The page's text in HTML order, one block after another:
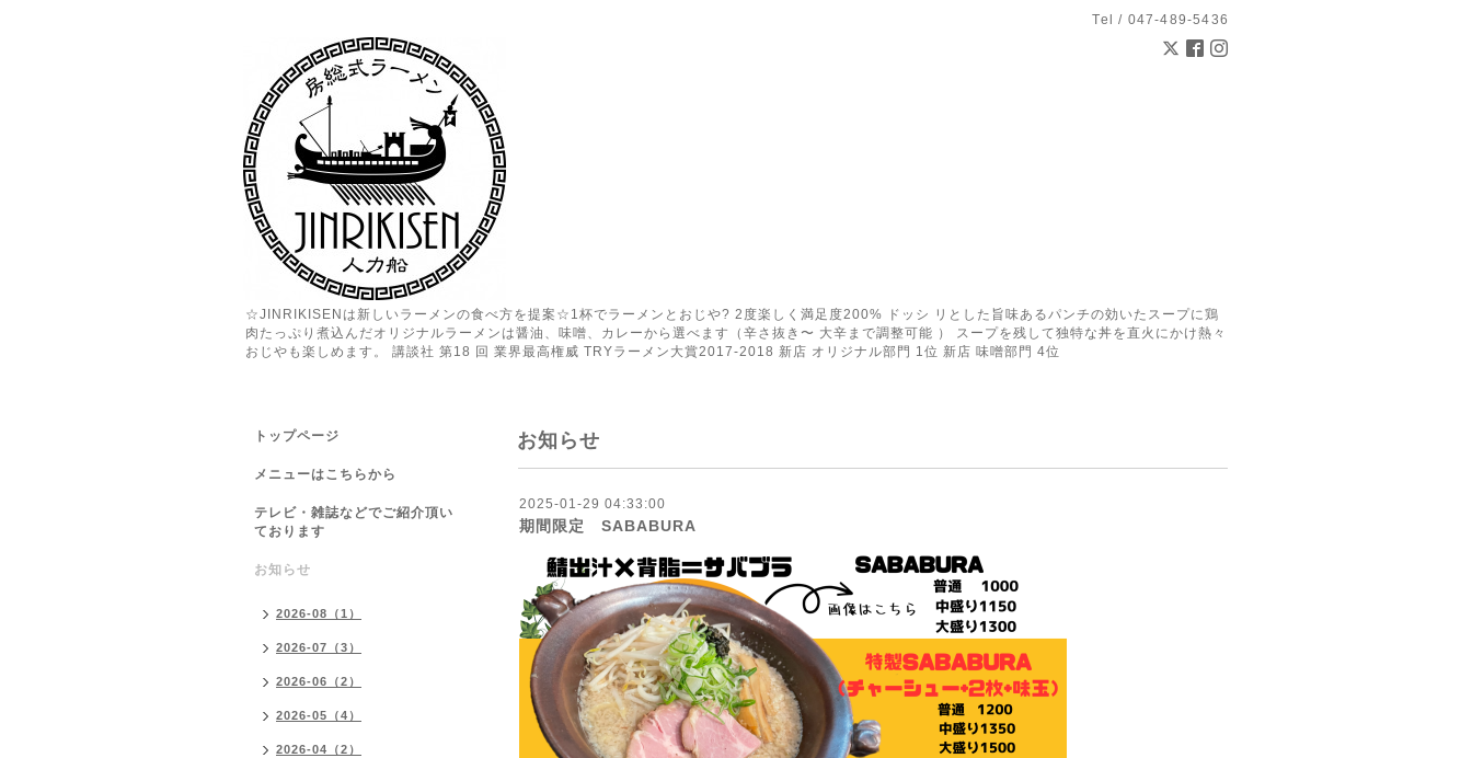
Tel / 047-489-5436
☆JINRIKISENは新しいラーメンの食べ方を提案☆1杯でラーメンとおじや? 2度楽しく満足度200% ドッシ リとした旨味あるパンチの効いたスープに鶏
肉たっぷり煮込んだオリジナルラーメンは醤油、味噌、カレーから選べます（辛さ抜き〜 大辛まで調整可能 ） スープを残して独特な丼を直火にかけ熱々
おじやも楽しめます。 講談社 第18 回 業界最高権威 TRYラーメン大賞2017-2018 新店 オリジナル部門 1位 新店 味噌部門 4位
お知らせ
2025-01-29 04:33:00
期間限定 SABABURA
トップページ
メニューはこちらから
テレビ・雑誌などでご紹介頂い
ております
お知らせ
2026-08（1）
2026-07（3）
2026-06（2）
2026-05（4）
2026-04（2）